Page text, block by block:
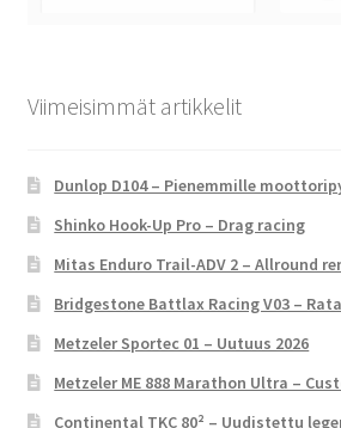
Viimeisimmät artikkelit
Dunlop D104 – Pienemmille
Shinko Hook-Up Pro – Drag racing
Mitas Enduro Trail-ADV 2 – Allround
Bridgestone Battlax Racing V03 –
Metzeler Sportec 01 – Uutuus 2026
Metzeler ME 888 Marathon Ultra –
Continental TKC 80² – Uudistettu